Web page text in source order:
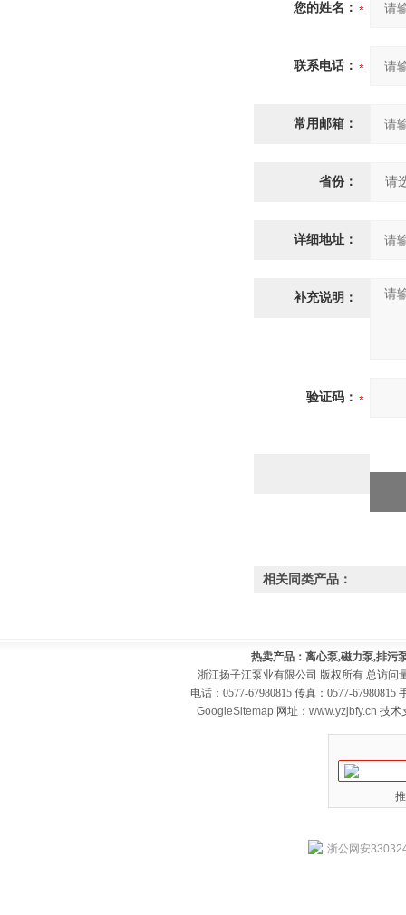
您的姓名：
联系电话：
常用邮箱：
省份：
详细地址：
补充说明：
验证码：
相关同类产品：
热卖产品：离心泵,磁力泵,排污
浙江扬子江泵业有限公司 版权所有 总访问
电话：0577-67980815 传真：0577-
GoogleSitemap 网址： www.yzjbfy.cn 技术
浙公网安